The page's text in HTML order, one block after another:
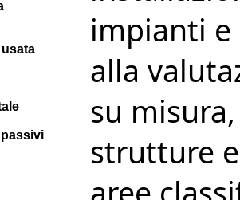
impianti
alla
su
strutture